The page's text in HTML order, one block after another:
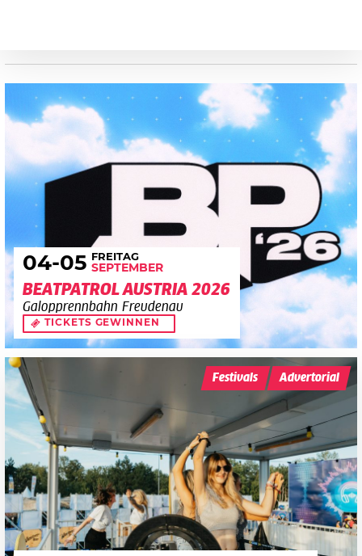
04-05 FREITAG
SEPTEMBER
BEATPATROL AUSTRIA 2026
Galopprennbahn Freudenau
TICKETS GEWINNEN
Festivals Advertorial